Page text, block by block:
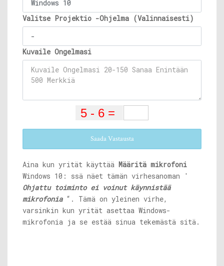
Valitse Projektio -Ohjelma (Valinnaisesti)
Kuvaile Ongelmasi
Saada Vastausta
Aina kun yrität käyttää Määritä mikrofoni
Windows 10: ssä näet tämän virhesanoman '
Ohjattu toiminto ei voinut käynnistää
mikrofonia “. Tämä on yleinen virhe,
varsinkin kun yrität asettaa Windows-
mikrofonia ja se estää sinua tekemästä sitä.